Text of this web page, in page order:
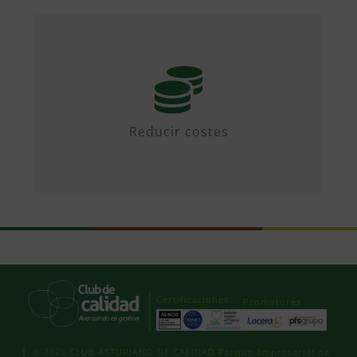
Reducir costes
Mediante iniciativas colaborativas y
diseñando propuestas.
Certificaciones Promotores
© 2026 CLUB ASTURIANO DE CALIDAD Parque Empresarial de